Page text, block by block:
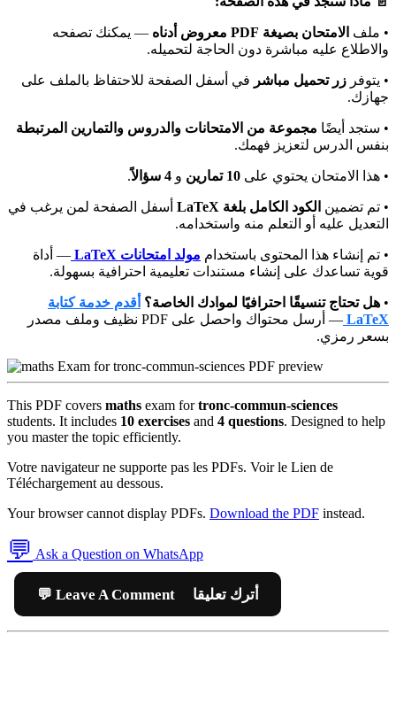
• ملف الامتحان بصيغة PDF معروض أدناه
— يمكنك تصفحه
والاطلاع عليه مباشرة دون الحاجة لتحميله.
• يتوفر زر تحميل مباشر في أسفل الصفحة للاحتفاظ بالملف على
جهازك.
• ستجد أيضًا مجموعة من الامتحانات والدروس والتمارين المرتبطة
بنفس الدرس لتعزيز فهمك.
• هذا الامتحان يحتوي على 10 تمارين و 4 سؤالاً .
• تم تضمين الكود الكامل بلغة LaTeX
أسفل الصفحة لمن يرغب في
التعديل عليه أو التعلم منه واستخدامه.
• تم إنشاء هذا المحتوى باستخدام مولد امتحانات LaTeX
— أداة
قوية تساعدك على إنشاء مستندات تعليمية احترافية بسهولة.
• هل تحتاج تنسيقًا احترافيًا لموادك الخاصة؟ أقدم خدمة كتابة
LaTeX
— أرسل محتواك واحصل على PDF نظيف وملف مصدر
بسعر رمزي.
This PDF covers maths exam fortronc-commun-sciences
students. It includes 10 exercises and 4 questions. Designed to help
you master the topic efficiently.
Votre navigateur ne supporte pas les PDFs. Voir le Lien de
Téléchargement au dessous.
Your browser cannot display PDFs. Download the PDF instead.
💬 Ask a Question on WhatsApp
💬 Leave A Comment أترك تعليقا